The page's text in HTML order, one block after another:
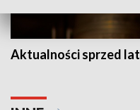
Aktualności sprzed lat